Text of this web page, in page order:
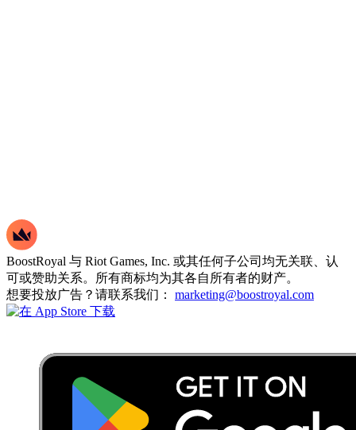
BoostRoyal 与 Riot Games, Inc. 或其任何子公司均无关联、认
可或赞助关系。所有商标均为其各自所有者的财产。
想要投放广告？请联系我们： marketing@boostroyal.com